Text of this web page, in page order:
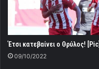
Έτσι κατεβαίνει ο Θρύλος! [Pic]
09/10/2022